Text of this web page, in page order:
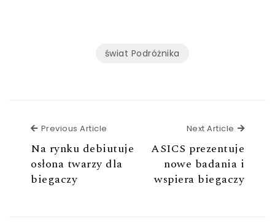
świat Podróżnika
Previous Article
Na rynku debiutuje
osłona twarzy dla
biegaczy
Next Article Next
ASICS prezentuje
nowe badania i
wspiera biegaczy